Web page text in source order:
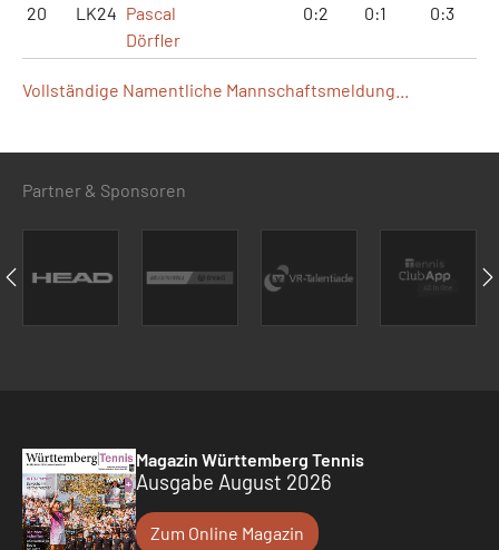
20 LK24 Pascal
Dörfler
0:2 0:1 0:3
Vollständige Namentliche Mannschaftsmeldung...
Partner & Sponsoren
Magazin Württemberg Tennis
Ausgabe August 2026
Zum Online Magazin